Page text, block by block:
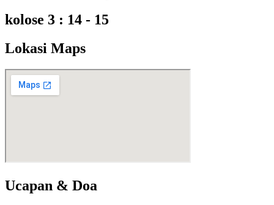
kolose 3 : 14 - 15
Lokasi Maps
Ucapan & Doa